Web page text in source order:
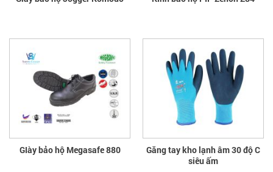
GIày bảo hộ Megasafe 880
Găng tay kho lạnh âm 30 độ C
siêu ấm